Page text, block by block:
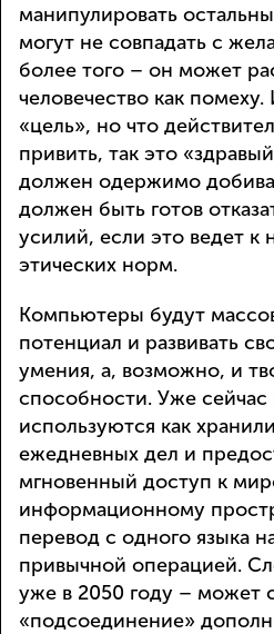
манипулировать
могут не совпадать с
более того – он может
человечество как
«цель», но что
привить, так это
должен одержимо
должен быть готов
усилий, если это ведет к
этических норм.
Компьютеры будут
потенциал и развивать
умения, а, возможно, и
способности. Уже
используются как
ежедневных дел и
мгновенный доступ к
информационному
перевод с одного языка
привычной операцией.
уже в 2050 году – может
«подсоединение»